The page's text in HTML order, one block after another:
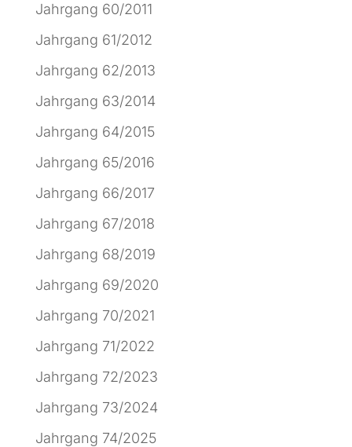
Jahrgang 60/2011
Jahrgang 61/2012
Jahrgang 62/2013
Jahrgang 63/2014
Jahrgang 64/2015
Jahrgang 65/2016
Jahrgang 66/2017
Jahrgang 67/2018
Jahrgang 68/2019
Jahrgang 69/2020
Jahrgang 70/2021
Jahrgang 71/2022
Jahrgang 72/2023
Jahrgang 73/2024
Jahrgang 74/2025